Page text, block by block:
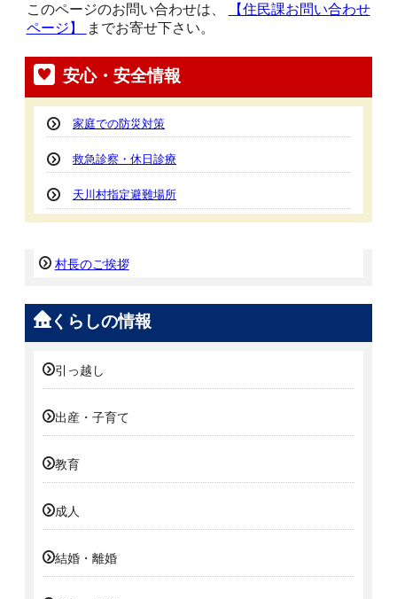
このページのお問い合わせは、
【住民課お問い合わせ
ページ】
までお寄せ下さい。
安心・安全情報
家庭での防災対策
救急診察・休日診療
天川村指定避難場所
村長のご挨拶
くらしの情報
引っ越し
出産・子育て
教育
成人
結婚・離婚